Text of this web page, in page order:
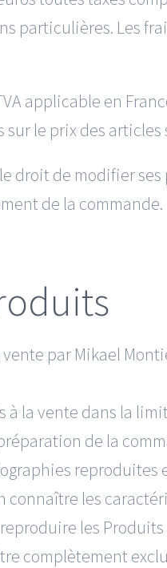
particulières. Les
applicable en
le prix des
droit de modifier
de la commande.
par Mikael
à la vente dans la
de la
connaître les
reproduire les
complètement